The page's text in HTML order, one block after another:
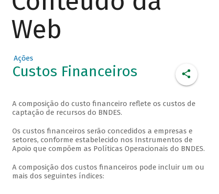
Web
Ações
Custos Financeiros
A composição do custo financeiro reflete os custos de
captação de recursos do BNDES.
Os custos financeiros serão concedidos a empresas e
setores, conforme estabelecido nos Instrumentos de
Apoio que compõem as Políticas Operacionais do BNDES.
A composição dos custos financeiros pode incluir um ou
mais dos seguintes índices: